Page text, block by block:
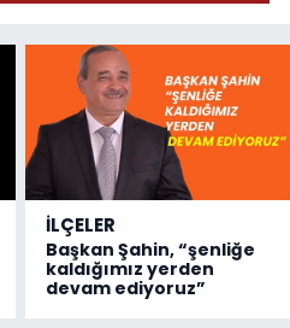
İLÇELER
Başkan Şahin, “şenliğe
kaldığımız yerden
devam ediyoruz”